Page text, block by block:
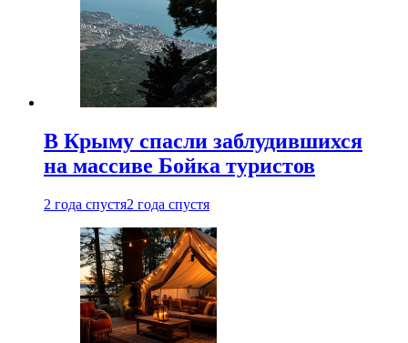
В Крыму спасли заблудившихся
на массиве Бойка туристов
2 года спустя2 года спустя